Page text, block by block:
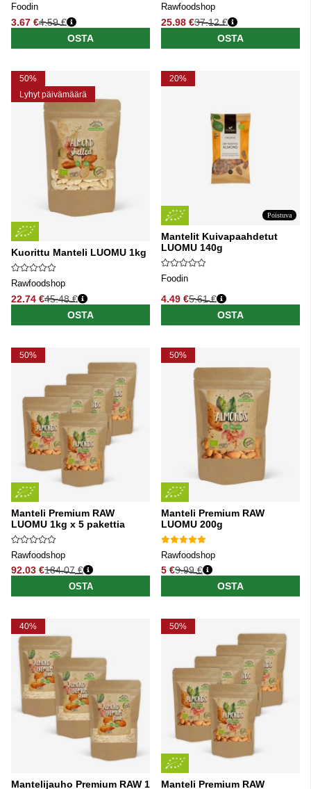
Foodin
3.67 €
Normaali hinta
4.59 €
OSTA
Rawfoodshop
25.98 €
Normaali hinta
37.12 €
OSTA
50%
Lyhyt päivämäärä
Kuorittu Manteli LUOMU 1kg
Rawfoodshop
22.74 €
Normaali hinta
45.48 €
OSTA
20%
Poistuva
Mantelit Kuivapaahdetut
LUOMU 140g
Foodin
4.49 €
Normaali hinta
5.61 €
OSTA
50%
Manteli Premium RAW
LUOMU 1kg x 5 pakettia
Rawfoodshop
92.03 €
Normaali hinta
184.07 €
OSTA
50%
Manteli Premium RAW
LUOMU 200g
Rawfoodshop
5 €
Normaali hinta
9.99 €
OSTA
40%
Mantelijauho Premium RAW 1
50%
Manteli Premium RAW